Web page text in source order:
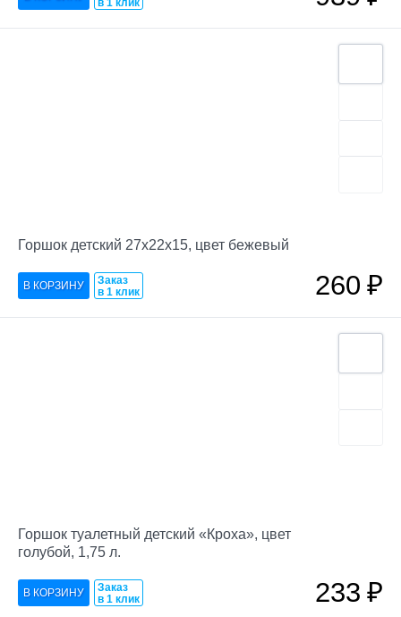
в 1 клик
Горшок детский 27х22х15, цвет бежевый
Заказ
в 1 клик
260₽
Горшок туалетный детский «Кроха», цвет
голубой, 1,75 л.
Заказ
в 1 клик
233₽